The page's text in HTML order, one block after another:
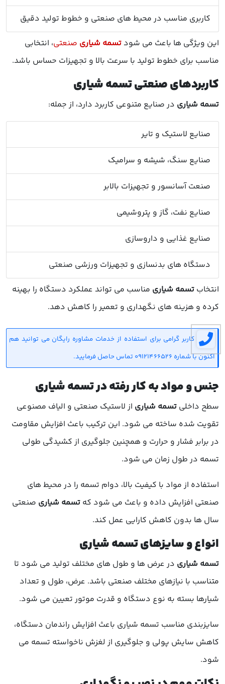
کاربری مناسب در محیط های صنعتی و خطوط تولید دقیق
این ویژگی ها باعث می شود تسمه شیاری صنعتی، انتخابی
مناسب برای خطوط تولید با سرعت بالا و تجهیزات حساس باشد.
کاربردهای صنعتی تسمه شیاری
تسمه شیاری در صنایع متنوعی کاربرد دارد، از جمله:
صنایع لاستیک و تایر
صنایع سنگ، شیشه و سرامیک
صنعت آسانسور و تجهیزات بالابر
صنایع نفت، گاز و پتروشیمی
صنایع غذایی و داروسازی
دستگاه های بدنسازی و تجهیزات ورزشی صنعتی
انتخاب تسمه شیاری مناسب می تواند عملکرد دستگاه را بهینه
کرده و هزینه های نگهداری و تعمیر را کاهش دهد.
کاربر گرامی برای استفاده از خدمات مشاوره رایگان می توانید هم
اکنون با شماره 09121466526 تماس حاصل فرمایید.
جنس و مواد به کار رفته در تسمه شیاری
سطح داخلی تسمه شیاری از لاستیک صنعتی و الیاف مصنوعی
تقویت شده ساخته می شود. این ترکیب باعث افزایش مقاومت
در برابر فشار و حرارت و همچنین جلوگیری از کشیدگی طولی
تسمه در طول زمان می شود.
استفاده از مواد با کیفیت بالا، دوام تسمه را در محیط های
صنعتی افزایش داده و باعث می شود که تسمه شیاری صنعتی
سال ها بدون کاهش کارایی عمل کند.
انواع و سایزهای تسمه شیاری
تسمه شیاری در عرض ها و طول های مختلف تولید می شود تا
متناسب با نیازهای مختلف صنعتی باشد. عرض، طول و تعداد
شیارها بسته به نوع دستگاه و قدرت موتور تعیین می شود.
سایزبندی مناسب تسمه شیاری باعث افزایش راندمان دستگاه،
کاهش سایش پولی و جلوگیری از لغزش ناخواسته تسمه می
شود.